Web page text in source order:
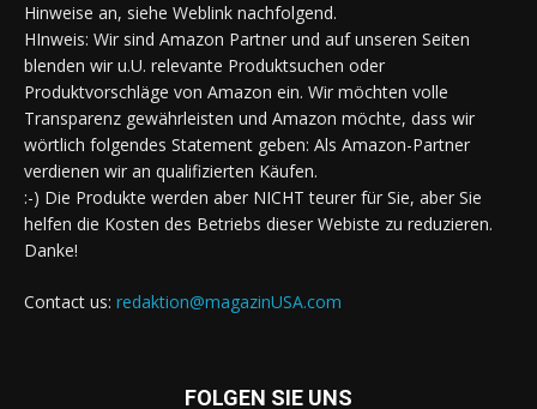
Hinweise an, siehe Weblink nachfolgend.
HInweis: Wir sind Amazon Partner und auf unseren Seiten
blenden wir u.U. relevante Produktsuchen oder
Produktvorschläge von Amazon ein. Wir möchten volle
Transparenz gewährleisten und Amazon möchte, dass wir
wörtlich folgendes Statement geben: Als Amazon-Partner
verdienen wir an qualifizierten Käufen.
:-) Die Produkte werden aber NICHT teurer für Sie, aber Sie
helfen die Kosten des Betriebs dieser Webiste zu reduzieren.
Danke!
Contact us: redaktion@magazinUSA.com
FOLGEN SIE UNS